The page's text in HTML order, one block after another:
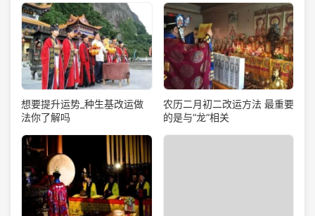
想要提升运势_种生基改运做
法你了解吗
农历二月初二改运方法 最重要
的是与“龙”相关